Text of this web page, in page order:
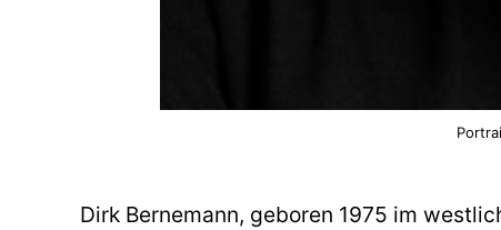
Dirk Bernemann, geboren 1975 im